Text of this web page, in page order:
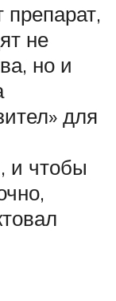
не
но и
для
и чтобы